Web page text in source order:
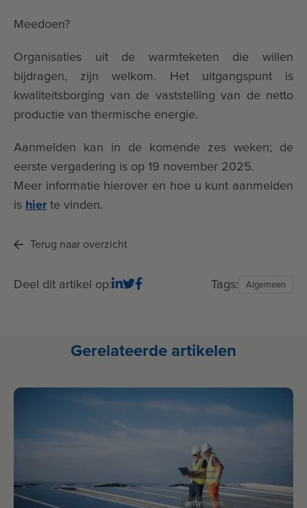
Meedoen?
Organisaties uit de warmteketen die willen
bijdragen, zijn welkom. Het uitgangspunt is
kwaliteitsborging van de vaststelling van de netto
productie van thermische energie.
Aanmelden kan in de komende zes weken; de
eerste vergadering is op 19 november 2025.
Meer informatie hierover en hoe u kunt aanmelden
is hier te vinden.
Terug naar overzicht
Deel dit artikel op: Tags: Algemeen
Gerelateerde artikelen